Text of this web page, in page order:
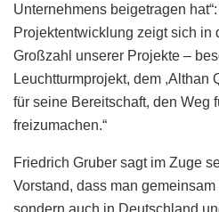
Unternehmens beigetragen
Projektentwicklung zeigt sich in
Großzahl unserer Projekte –
Leuchtturmprojekt, dem ,Althan
für seine Bereitschaft, den Weg
freizumachen.“
Friedrich Gruber sagt im Zuge
Vorstand, dass man
sondern auch in Deutschland